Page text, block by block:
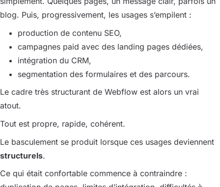
blog. Puis, progressivement, les usages s’empilent :
production de contenu SEO,
campagnes paid avec des landing pages dédiées,
intégration du CRM,
segmentation des formulaires et des parcours.
Le cadre très structurant de Webflow est alors un vrai
atout.
Tout est propre, rapide, cohérent.
Le basculement se produit lorsque ces usages deviennent
structurels.
Ce qui était confortable commence à contraindre :